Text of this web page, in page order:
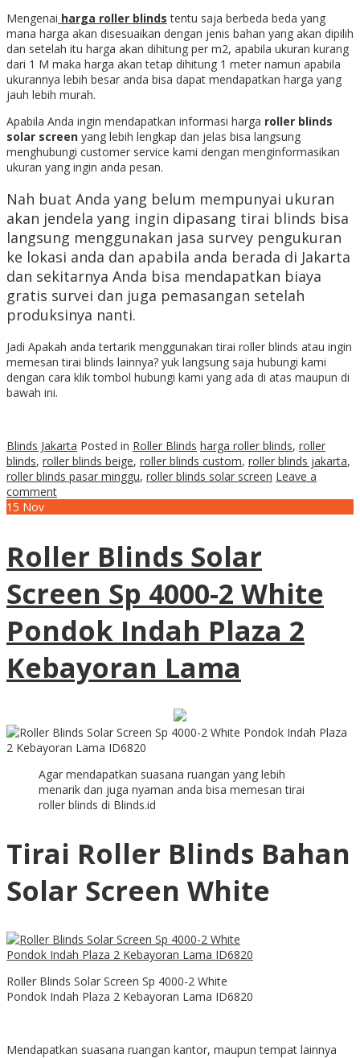
Mengenai harga roller blinds tentu saja berbeda beda yang
mana harga akan disesuaikan dengan jenis bahan yang akan dipilih
dan setelah itu harga akan dihitung per m2, apabila ukuran kurang
dari 1 M maka harga akan tetap dihitung 1 meter namun apabila
ukurannya lebih besar anda bisa dapat mendapatkan harga yang
jauh lebih murah.
Apabila Anda ingin mendapatkan informasi harga roller blinds
solar screen yang lebih lengkap dan jelas bisa langsung
menghubungi customer service kami dengan menginformasikan
ukuran yang ingin anda pesan.
Nah buat Anda yang belum mempunyai ukuran
akan jendela yang ingin dipasang tirai blinds bisa
langsung menggunakan jasa survey pengukuran
ke lokasi anda dan apabila anda berada di Jakarta
dan sekitarnya Anda bisa mendapatkan biaya
gratis survei dan juga pemasangan setelah
produksinya nanti.
Jadi Apakah anda tertarik menggunakan tirai roller blinds atau ingin
memesan tirai blinds lainnya? yuk langsung saja hubungi kami
dengan cara klik tombol hubungi kami yang ada di atas maupun di
bawah ini.
Blinds Jakarta Posted in Roller Blinds harga roller blinds, roller
blinds, roller blinds beige, roller blinds custom, roller blinds jakarta,
roller blinds pasar minggu, roller blinds solar screen Leave a
comment
15 Nov
Roller Blinds Solar
Screen Sp 4000-2 White
Pondok Indah Plaza 2
Kebayoran Lama
Agar mendapatkan suasana ruangan yang lebih
menarik dan juga nyaman anda bisa memesan tirai
roller blinds di Blinds.id
Tirai Roller Blinds Bahan
Solar Screen White
Roller Blinds Solar Screen Sp 4000-2 White
Pondok Indah Plaza 2 Kebayoran Lama ID6820
Mendapatkan suasana ruangan kantor, maupun tempat lainnya